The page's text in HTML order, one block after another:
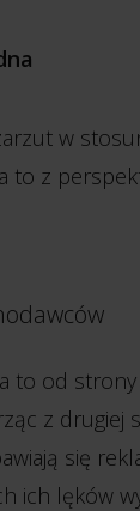
w
to z
to od strony
z drugiej
się
ich lęków